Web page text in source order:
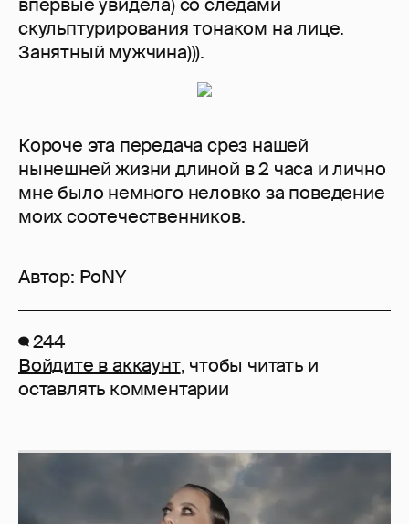
впервые увидела) со следами
скульптурирования тонаком на лице.
Занятный мужчина))).
Короче эта передача срез нашей
нынешней жизни длиной в 2 часа и лично
мне было немного неловко за поведение
моих соотечественников.
Автор: PoNY
244
Войдите в аккаунт, чтобы читать и
оставлять комментарии